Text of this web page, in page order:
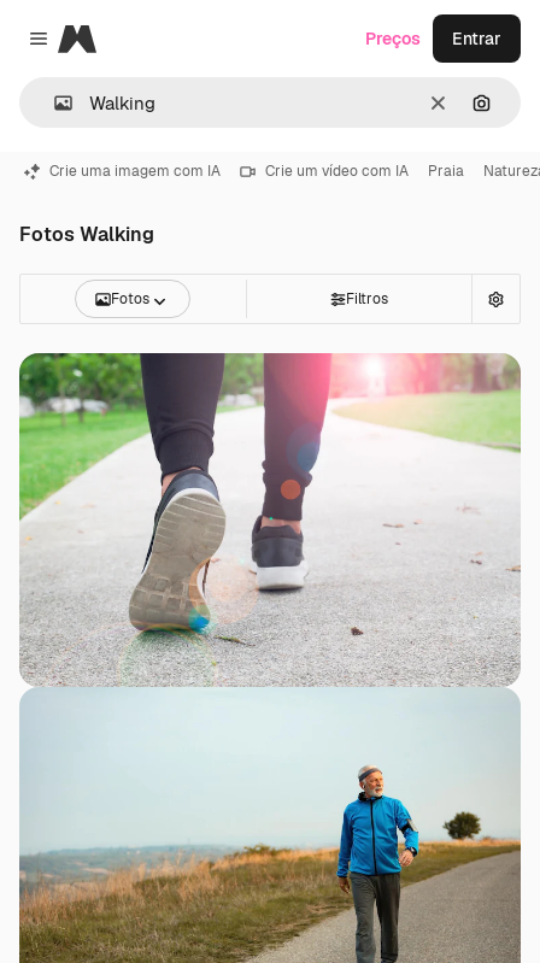
Close menu
Magnific
Limpar
Preços Entrar
Crie uma imagem com IA Crie um vídeo com IA Praia
Fotos Walking
Fotos Filtros